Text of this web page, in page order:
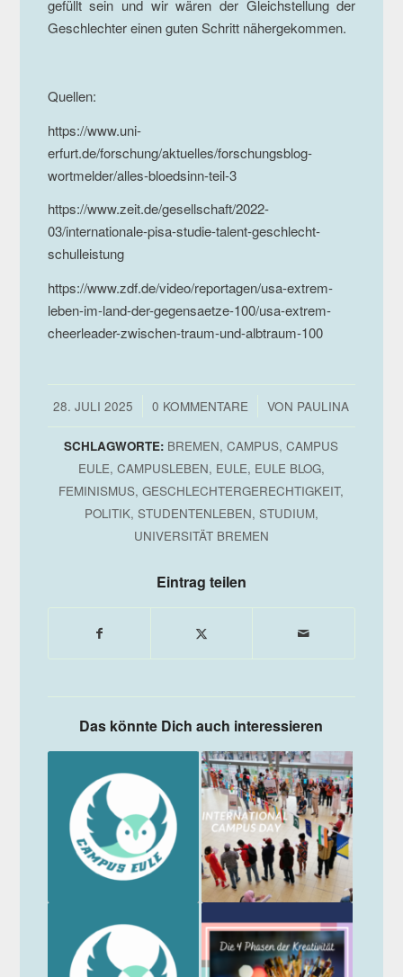
gefüllt sein und wir wären der Gleichstellung der
Geschlechter einen guten Schritt nähergekommen.
Quellen:
https://www.uni-
erfurt.de/forschung/aktuelles/forschungsblog-
wortmelder/alles-bloedsinn-teil-3
https://www.zeit.de/gesellschaft/2022-
03/internationale-pisa-studie-talent-geschlecht-
schulleistung
https://www.zdf.de/video/reportagen/usa-extrem-
leben-im-land-der-gegensaetze-100/usa-extrem-
cheerleader-zwischen-traum-und-albtraum-100
28. JULI 2025
/ 0 KOMMENTARE
/ VON PAULINA
SCHLAGWORTE: BREMEN,CAMPUS,CAMPUS
EULE, CAMPUSLEBEN, EULE, EULE BLOG,
FEMINISMUS,GESCHLECHTERGERECHTIGKEIT,
POLITIK, STUDENTENLEBEN, STUDIUM,
UNIVERSITÄT BREMEN
Eintrag teilen
Das könnte Dich auch interessieren